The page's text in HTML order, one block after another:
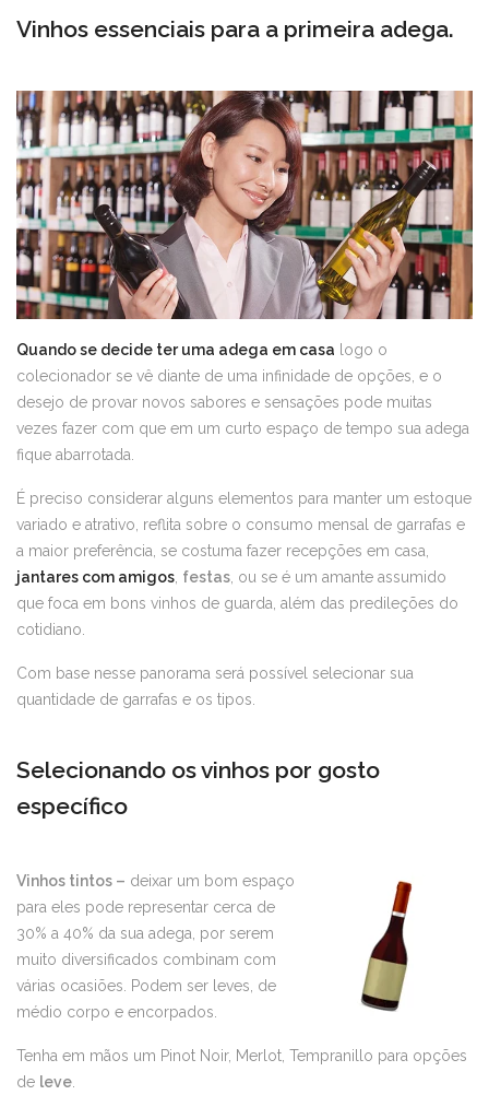
Vinhos essenciais para a primeira adega.
Quando se decide ter uma adega em casa
logo o
colecionador se vê diante de uma infinidade de opções, e o
desejo de provar novos sabores e sensações pode muitas
vezes fazer com que em um curto espaço de tempo sua adega
fique abarrotada.
É preciso considerar alguns elementos para manter um estoque
variado e atrativo, reflita sobre o consumo mensal de garrafas e
a maior preferência, se costuma fazer recepções em casa,
jantares com amigos festas , ou se é um amante assumido
que foca em bons vinhos de guarda, além das predileções do
cotidiano.
Com base nesse panorama será possível selecionar sua
quantidade de garrafas e os tipos.
Selecionando os vinhos por gosto
específico
Vinhos tintos – deixar um bom espaço
para eles pode representar cerca de
30% a 40% da sua adega, por serem
muito diversificados combinam com
várias ocasiões. Podem ser leves, de
médio corpo e encorpados.
Tenha em mãos um Pinot Noir, Merlot, Tempranillo para opções
de leve